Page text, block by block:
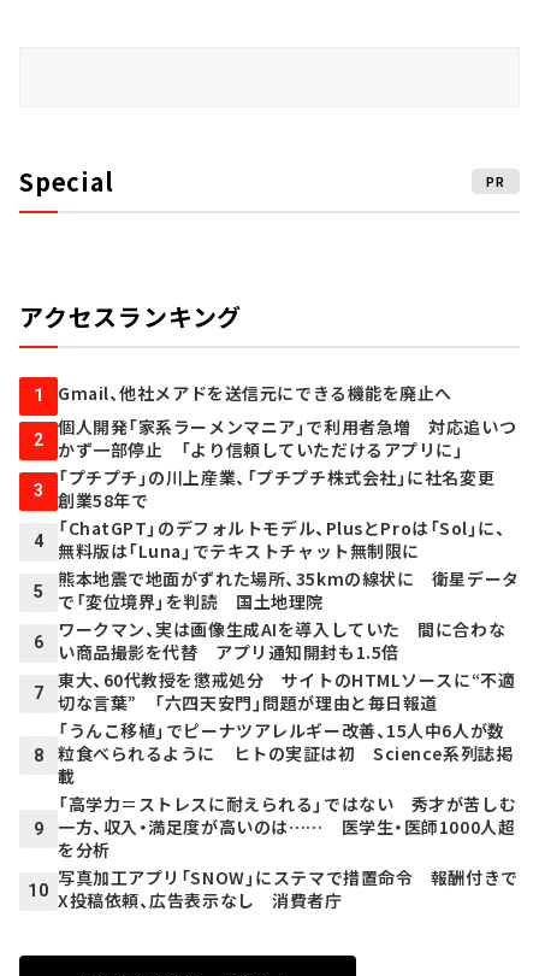
Special PR
アクセスランキング
1 Gmail、他社メアドを送信元にできる機能を廃止へ
2
個人開発「家系ラーメンマニア」で利用者急増 対応追いつ
かず一部停止 「より信頼していただけるアプリに」
3
「プチプチ」の川上産業、「プチプチ株式会社」に社名変更
創業58年で
4
「ChatGPT」のデフォルトモデル、PlusとProは「Sol」に、
無料版は「Luna」でテキストチャット無制限に
5
熊本地震で地面がずれた場所、35kmの線状に 衛星データ
で「変位境界」を判読 国土地理院
6
ワークマン、実は画像生成AIを導入していた 間に合わな
い商品撮影を代替 アプリ通知開封も1.5倍
7
東大、60代教授を懲戒処分 サイトのHTMLソースに“不適
切な言葉” 「六四天安門」問題が理由と毎日報道
8
「うんこ移植」でピーナツアレルギー改善、15人中6人が数
粒食べられるように ヒトの実証は初 Science系列誌掲
載
9
「高学力＝ストレスに耐えられる」ではない 秀才が苦しむ
一方、収入・満足度が高いのは…… 医学生・医師1000人超
を分析
10
写真加工アプリ「SNOW」にステマで措置命令 報酬付きで
X投稿依頼、広告表示なし 消費者庁